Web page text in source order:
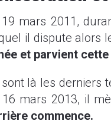
mars 2011,
il dispute alors
et parvient
sont là les derniers
mars 2013, il
commence.